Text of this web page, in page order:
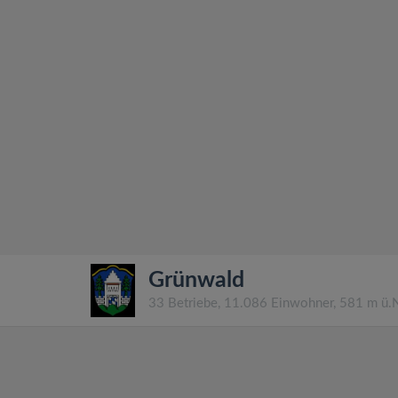
Grünwald
33 Betriebe, 11.086 Einwohner, 581 m